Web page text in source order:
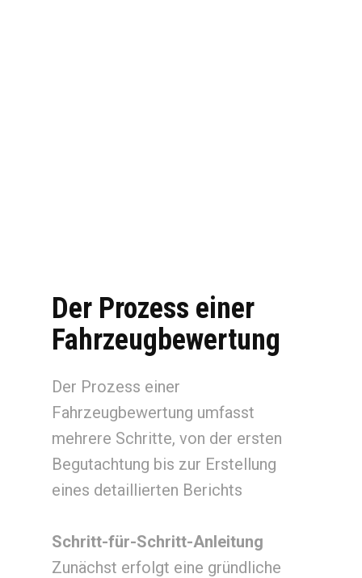
Der Prozess einer
Fahrzeugbewertung
Der Prozess einer
Fahrzeugbewertung umfasst
mehrere Schritte, von der ersten
Begutachtung bis zur Erstellung
eines detaillierten Berichts
Schritt-für-Schritt-Anleitung
Zunächst erfolgt eine gründliche